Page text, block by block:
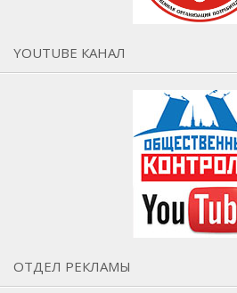
YOUTUBE КАНАЛ
ОТДЕЛ РЕКЛАМЫ